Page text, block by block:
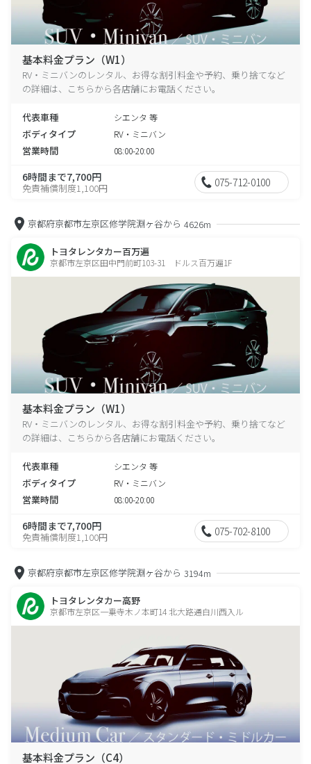
基本料金プラン（W1）
RV・ミニバンのレンタル、お得な割引料金や予約、乗り捨てなど
の詳細は、こちらから各店舗にお電話ください。
代表車種 シエンタ 等
ボディタイプ RV・ミニバン
営業時間 08:00-20:00
6時間まで7,700円
免責補償制度1,100円 075-712-0100
京都府京都市左京区修学院淵ヶ谷から 4626m
トヨタレンタカー百万遍
京都市左京区田中門前町103-31 ドルス百万遍1F
基本料金プラン（W1）
RV・ミニバンのレンタル、お得な割引料金や予約、乗り捨てなど
の詳細は、こちらから各店舗にお電話ください。
代表車種 シエンタ 等
ボディタイプ RV・ミニバン
営業時間 08:00-20:00
6時間まで7,700円
免責補償制度1,100円 075-702-8100
京都府京都市左京区修学院淵ヶ谷から 3194m
トヨタレンタカー高野
京都市左京区一乗寺木ノ本町14 北大路通白川西入ル
基本料金プラン（C4）